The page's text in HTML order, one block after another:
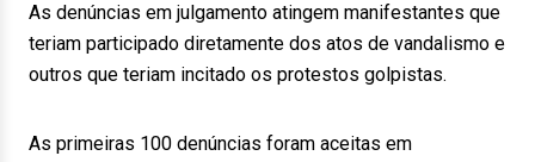
As denúncias em julgamento atingem manifestantes que
teriam participado diretamente dos atos de vandalismo e
outros que teriam incitado os protestos golpistas.
As primeiras 100 denúncias foram aceitas em